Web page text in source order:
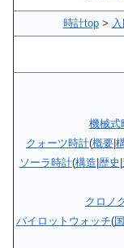
時計top>
機械式
クォーツ時計(概要
ソーラ時計(構造 歴史
クロノ
パイロットウォッチ(